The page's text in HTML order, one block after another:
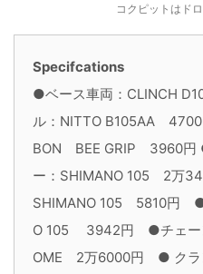
コクピットはド
Specifcations
●ベース車両：CLINCH
ル：NITTO B105AA
BON BEE GRIP 3960円
ー：SHIMANO 105 2万
SHIMANO 105 5810円
O 105 3942円 ●チェー
OME 2万6000円 ● クラ